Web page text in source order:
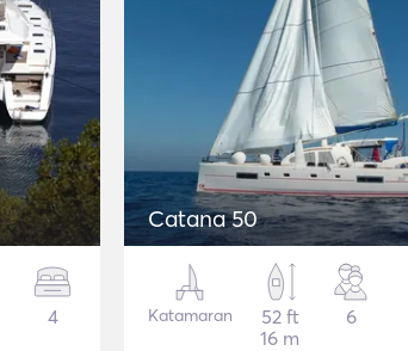
4
Catana 50
Katamaran
52 ft
16 m
6